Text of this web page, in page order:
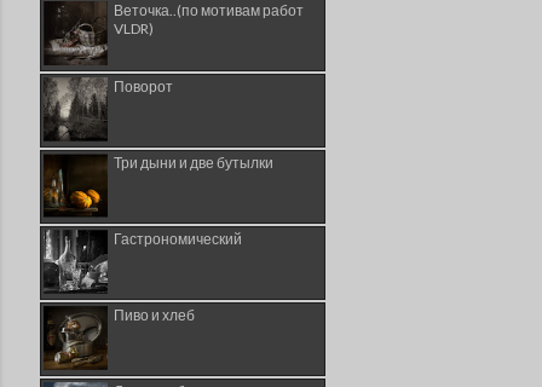
Веточка..(по мотивам работ
VLDR)
Поворот
Три дыни и две бутылки
Гастрономический
Пиво и хлеб